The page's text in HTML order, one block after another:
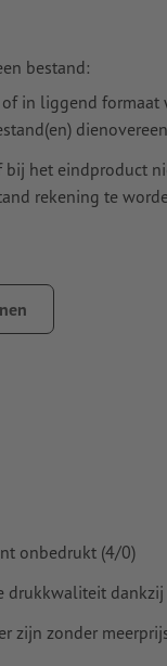
bestand:
in liggend formaat
het eindproduct
rekening te
informatie
afgedrukt
afgedrukt
onbedrukt (4/0)
dankzij
zijn zonder